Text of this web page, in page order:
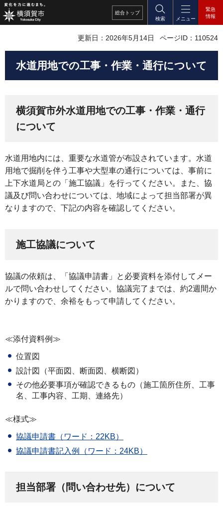
総合 トップ
検索
メニュー
緊急
情報
更新日：2026年5月14日 ページID：110524
水道用地での工事・作業・通行について
横須賀市外水道用地での工事・作業・通行
について
水道用地内には、重要な水道管が布設されています。水道
用地で掘削を伴う工事や大型車の通行については、事前に
上下水道局との「施工協議」を行ってください。また、協
議及び問い合わせについては、地域によって担当部署が異
なりますので、下記の内容を確認してください。
施工協議について
協議の依頼は、「協議申請書」と必要資料を添付してメー
ルで問い合わせしてください。協議完了までは、約2週間か
かりますので、余裕をもって申請してください。
≪添付資料例≫
位置図
設計図（平面図、断面図、横断図）
その他必要事項が確認できるもの（施工箇所住所、工事
名、工事内容、工期、連絡先）
≪様式≫
協議申請書（ワード：22KB）
協議申請書記入例（ワード：24KB）
担当部署（問い合わせ先）について